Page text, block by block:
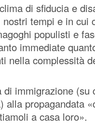
di sfiducia e
tempi e in cui
populisti e
immediate
nella complessità
immigrazione (su
alla propagandata
a casa loro».